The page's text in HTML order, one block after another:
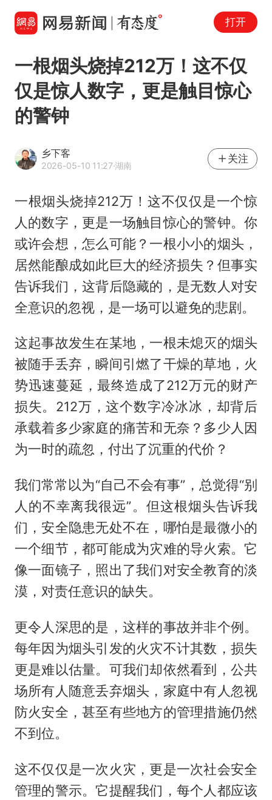
打开
一根烟头烧掉212万！这不仅
仅是惊人数字，更是触目惊心
的警钟
乡下客
2026-05-10 11:27·湖南
关注
一根烟头烧掉212万！这不仅仅是一个惊
人的数字，更是一场触目惊心的警钟。你
或许会想，怎么可能？一根小小的烟头，
居然能酿成如此巨大的经济损失？但事实
告诉我们，这背后隐藏的，是无数人对安
全意识的忽视，是一场可以避免的悲剧。
这起事故发生在某地，一根未熄灭的烟头
被随手丢弃，瞬间引燃了干燥的草地，火
势迅速蔓延，最终造成了212万元的财产
损失。212万，这个数字冷冰冰，却背后
承载着多少家庭的痛苦和无奈？多少人因
为一时的疏忽，付出了沉重的代价？
我们常常以为“自己不会有事”，总觉得“别
人的不幸离我很远”。但这根烟头告诉我
们，安全隐患无处不在，哪怕是最微小的
一个细节，都可能成为灾难的导火索。它
像一面镜子，照出了我们对安全教育的淡
漠，对责任意识的缺失。
更令人深思的是，这样的事故并非个例。
每年因为烟头引发的火灾不计其数，损失
更是难以估量。可我们却依然看到，公共
场所有人随意丢弃烟头，家庭中有人忽视
防火安全，甚至有些地方的管理措施仍然
不到位。
这不仅仅是一次火灾，更是一次社会安全
管理的警示。它提醒我们，每个人都应该